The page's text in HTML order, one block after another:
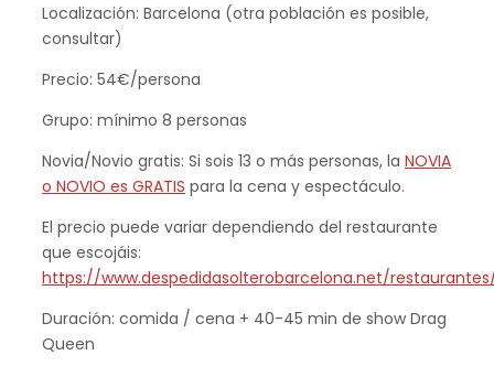
Localización: Barcelona (otra población es posible,
consultar)
Precio: 54€/persona
Grupo: mínimo 8 personas
Novia/Novio gratis: Si sois 13 o más personas, la NOVIA
o NOVIO es GRATIS para la cena y espectáculo.
El precio puede variar dependiendo del restaurante
que escojáis:
https://www.despedidasolterobarcelona.net/
Duración: comida / cena + 40-45 min de show Drag
Queen